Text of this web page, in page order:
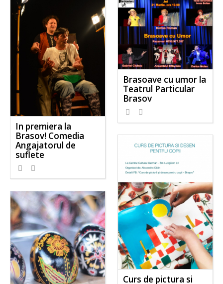
In premiera la
Brasov! Comedia
Angajatorul de
suflete
Brasoave cu umor la
Teatrul Particular
Brasov
Curs de pictura si